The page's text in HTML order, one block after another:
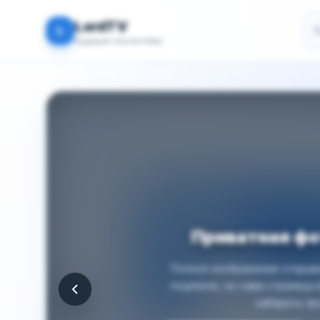
L LordTV
Будущая экосистема
Приватная
Полное изображение
подписке, но сама страница
набирать